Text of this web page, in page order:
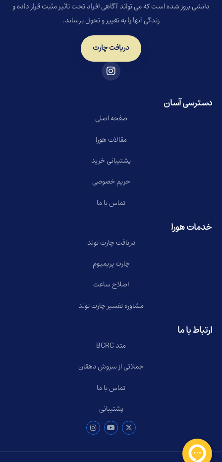
دانشی بروز شده است که می تواند آگاهی افراد تحت تاثیر مثبت قرار داده و
زندگی آنها را به تغییر و تحول برساند.
دریافت چارت
دسترسی آسان
صفحه اصلی
مقالات هورا
پشتیبانی خرید
حریم خصوصی
تماس با ما
خدمات هورا
دریافت چارت تولد
چارت پریمیوم
اصلاح ساعت
مشاوره تفسیر چارت تولد
ارتباط با ما
متد BCRC
جملاتی از سروش دهقان
تماس با ما
پشتیبانی